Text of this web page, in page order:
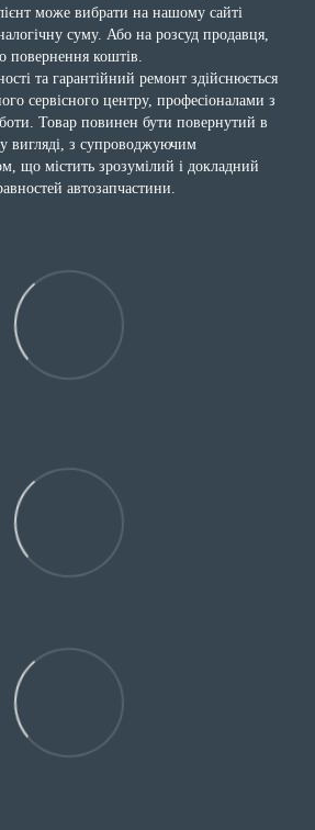
може вибрати на нашому сайті
суму. Або на розсуд продавця,
коштів.
та гарантійний ремонт здійснюється
сервісного центру, професіоналами з
Товар повинен бути повернутий в
вигляді, з супроводжуючим
що містить зрозумілий і докладний
автозапчастини.